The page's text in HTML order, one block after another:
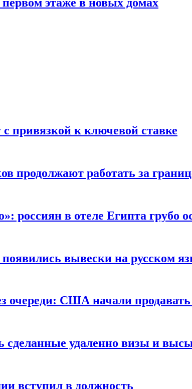
этаже в новых домах
привязкой к ключевой ставке
продолжают работать за
россиян в отеле Египта грубо
вывески на русском
очереди: США начали
сделанные удаленно визы и
вступил в должность